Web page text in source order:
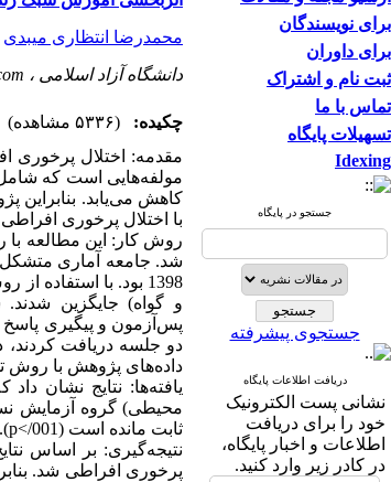
برای نویسندگان
برای داوران
ثبت نام و اشتراک
تماس با ما
تسهیلات پایگاه
Idexing
جستجو در پایگاه
جستجوی پیشرفته
دریافت اطلاعات پایگاه
نشانی پست الکترونیک
خود را برای دریافت
اطلاعات و اخبار پایگاه،
در کادر زیر وارد کنید.
محمدرضا انتظاری میبدی
دانشگاه آزاد اسلامی ،
چکیده:
(۵۳۳۶ مشاهده)
مقدمه: اختلال پرخوری
مولفه‌هایی است که
کاهش می‌یابد. بنابراین
با اختلال پرخوری
روش کار: این مطالعه با
شد. جامعه آماری متشکل
و گواه) جایگزین
دو جلسه دریافت کردند،
داده‌های پژوهش با روش تحلیل
یافته‌ها: نتایج نشان
محیطی) گروه آزمایش
ثابت مانده است (001/>p).
نتیجه‌گیری: بر اساس
پرخوری افراطی شد.